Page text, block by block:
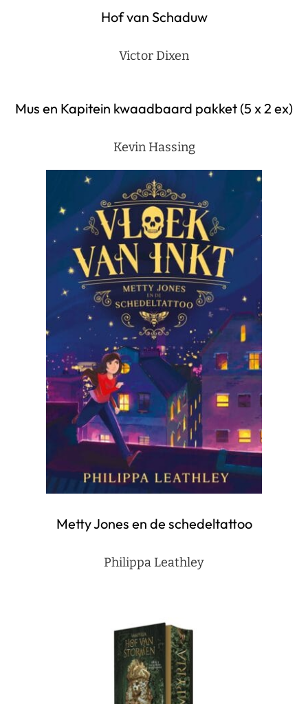
Hof van Schaduw
Victor Dixen
Mus en Kapitein kwaadbaard pakket (5 x 2 ex)
Kevin Hassing
Metty Jones en de schedeltattoo
Philippa Leathley